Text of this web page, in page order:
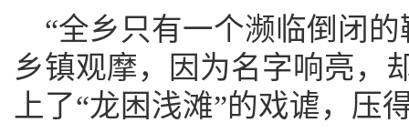
“全乡只有一个濒临倒闭
乡镇观摩，因为名字响亮，
上了“龙困浅滩”的戏谑，压